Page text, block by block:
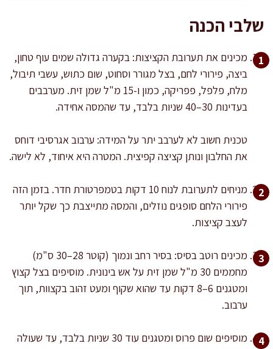
שלבי הכנה
מכינים את תערובת הקציצות: בקערה גדולה שמים עוף טחון,
ביצה, פירורי לחם, בצל מגורר וסחוט, שום כתוש, עשבי תיבול,
מלח, פלפל, פפריקה, כמון ו-15 מ"ל שמן זית. מערבבים
בעדינות 30–40 שניות בלבד, עד שהמסה אחידה.
טכנית חשוב לא לערבב יתר על המידה: ערבוב אגרסיבי דוחס
את החלבון ונותן קציצה קפיצית. המטרה היא איחוד, לא לישה.
מניחים לתערובת לנוח 10 דקות בטמפרטורת חדר. בזמן הזה
פירורי הלחם סופגים נוזלים, והמסה מתייצבת כך שקל יותר
לעצב קציצות.
מכינים רוטב בסיס: בסיר רחב ונמוך (קוטר 28–30 ס"מ)
מחממים 30 מ"ל שמן זית על אש בינונית. מוסיפים בצל קצוץ
ומטגנים 6–8 דקות עד שהוא שקוף ומעט זהוב בקצוות, תוך
ערבוב.
מוסיפים שום פרוס ומטגנים עוד 30 שניות בלבד, עד שעולה